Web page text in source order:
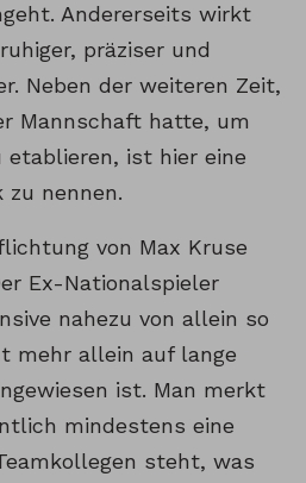
Andererseits wirkt
präziser und
Neben der weiteren Zeit,
Mannschaft hatte, um
etablieren, ist hier eine
nennen.
von Max Kruse
Ex-Nationalspieler
nahezu von allein so
mehr allein auf lange
ist. Man merkt
mindestens eine
steht, was